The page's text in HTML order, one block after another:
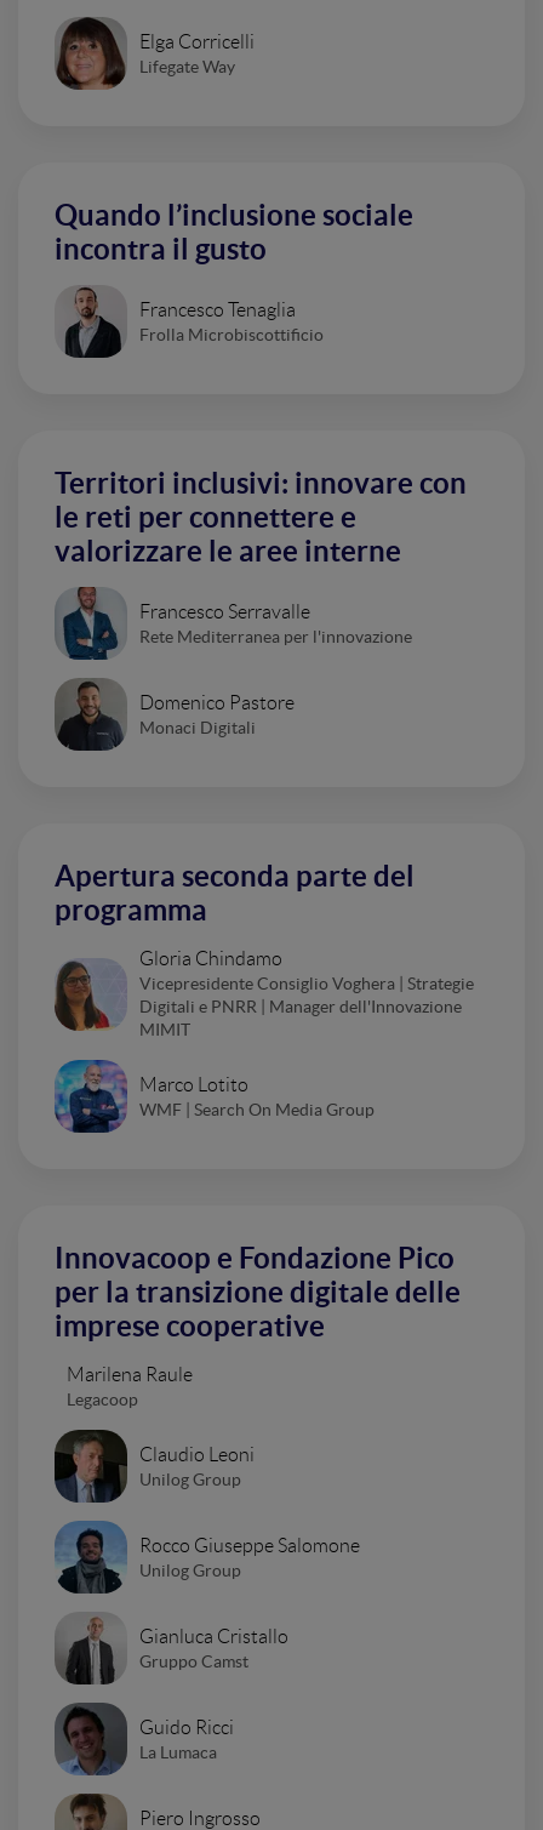
Elga Corricelli
Lifegate Way
Quando l’inclusione sociale
incontra il gusto
Francesco Tenaglia
Frolla Microbiscottificio
Territori inclusivi: innovare con
le reti per connettere e
valorizzare le aree interne
Francesco Serravalle
Rete Mediterranea per l'innovazione
Domenico Pastore
Monaci Digitali
Apertura seconda parte del
programma
Gloria Chindamo
Vicepresidente Consiglio Voghera | Strategie
Digitali e PNRR | Manager dell'Innovazione
MIMIT
Marco Lotito
WMF | Search On Media Group
Innovacoop e Fondazione Pico
per la transizione digitale delle
imprese cooperative
Marilena Raule
Legacoop
Claudio Leoni
Unilog Group
Rocco Giuseppe Salomone
Unilog Group
Gianluca Cristallo
Gruppo Camst
Guido Ricci
La Lumaca
Piero Ingrosso